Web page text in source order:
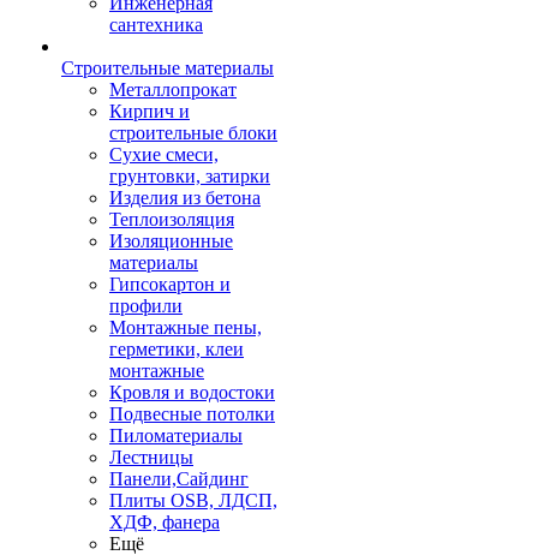
сантехника
Строительные материалы
Металлопрокат
Кирпич и
строительные блоки
Сухие смеси,
грунтовки, затирки
Изделия из бетона
Теплоизоляция
Изоляционные
материалы
Гипсокартон и
профили
Монтажные пены,
герметики, клеи
монтажные
Кровля и водостоки
Подвесные потолки
Пиломатериалы
Лестницы
Панели,Сайдинг
Плиты OSB, ЛДСП,
ХДФ, фанера
Ещё